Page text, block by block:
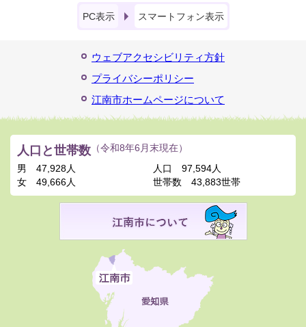
PC表示 スマートフォン表示
ウェブアクセシビリティ方針
プライバシーポリシー
江南市ホームページについて
人口と世帯数 （令和8年6月末現在）
男
47,928人
女
49,666人
人口
97,594人
世帯数
43,883世帯